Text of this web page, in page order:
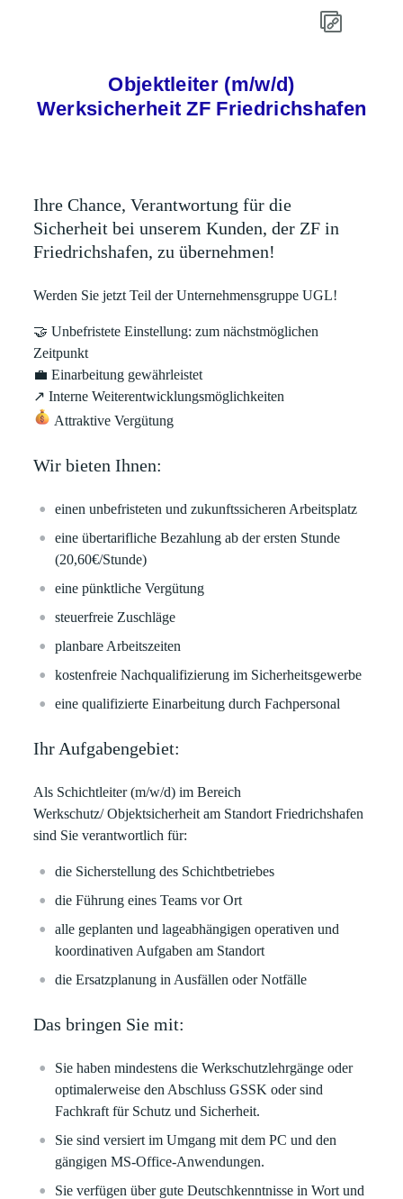
Objektleiter (m/w/d)
Werksicherheit ZF Friedrichshafen
Ihre Chance, Verantwortung für die
Sicherheit bei unserem Kunden, der ZF in
Friedrichshafen, zu übernehmen!
Werden Sie jetzt Teil der Unternehmensgruppe UGL!
🤝 Unbefristete Einstellung: zum nächstmöglichen
Zeitpunkt
💼 Einarbeitung gewährleistet
↗ Interne Weiterentwicklungsmöglichkeiten
Attraktive Vergütung
Wir bieten Ihnen:
einenunbefristetenund zukunftssicheren Arbeitsplatz
eineübertariflicheBezahlung ab der ersten Stunde
(20,60€/Stunde)
eine pünktliche Vergütung
steuerfreie Zuschläge
planbare Arbeitszeiten
kostenfreieNachqualifizierung im Sicherheitsgewerbe
eine qualifizierte Einarbeitung durch Fachpersonal
Ihr Aufgabengebiet:
Als Schichtleiter (m/w/d) im Bereich
Werkschutz/ Objektsicherheit am Standort Friedrichshafen
sind Sie verantwortlich für:
die Sicherstellung des Schichtbetriebes
die Führung eines Teams vor Ort
alle geplanten und lageabhängigen operativen und
koordinativen Aufgaben am Standort
die Ersatzplanung in Ausfällen oder Notfälle
Das bringen Sie mit:
Sie haben mindestens die Werkschutzlehrgänge oder
optimalerweise den Abschluss GSSK oder sind
Fachkraft für Schutz und Sicherheit.
Sie sind versiert im Umgang mit dem PC und den
gängigen MS-Office-Anwendungen.
Sie verfügen über gute Deutschkenntnisse in Wort und